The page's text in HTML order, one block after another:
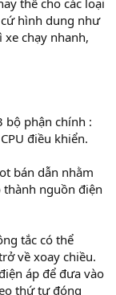
hình dung như
chạy nhanh,
bộ phận chính :
điều khiển.
bán dẫn nhằm
nguồn điện
tắc có thể
về xoay chiều.
áp để đưa vào
thứ tự đóng